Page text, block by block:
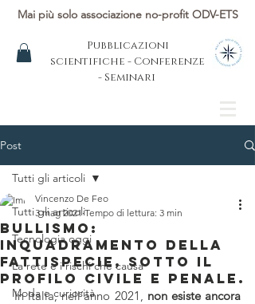
Mai più solo associazione no-profit ODV-ETS
Pubblicazioni
scientifiche - Conferenze
- Seminari
Post
Tutti gli articoli
Tecnologia oggi
La rete e i rischi che causa
Moda e curiosità
Tutti gli articoli
Bullismo:
inquadramento della
fattispecie, sotto il
profilo civile e penale.
Vincenzo De Feo
3 mag 2021 Tempo di lettura: 3 min
In Italia, nell’anno 2021,